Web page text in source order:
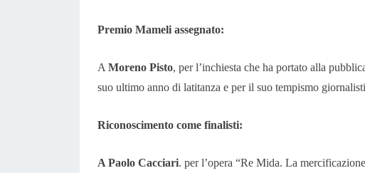
Premio Mameli assegnato:
A Moreno Pisto, per l’inchiesta che ha portato alla
suo ultimo anno di latitanza e per il suo tempismo
Riconoscimento come finalisti:
A Paolo Cacciari. per l’opera “Re Mida. La